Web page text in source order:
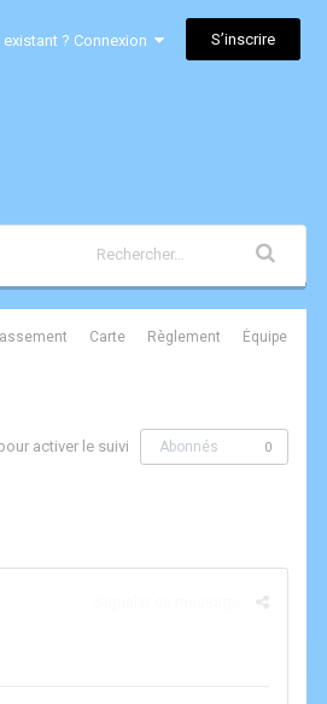
? Connexion S’inscrire
Carte Règlement Équipe
activer le suivi Abonnés 0